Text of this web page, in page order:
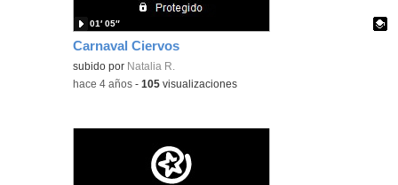
Carnaval Ciervos
Contenido educativo.
subido por Natalia R.
01′ 05″
-hace 4 años -105 visualizaciones